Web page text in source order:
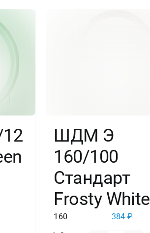
ШДМ Э
160/100
Стандарт
Frosty White
160 384 ₽